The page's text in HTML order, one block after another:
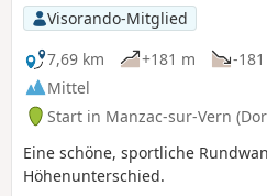
Visorando-Mitglied
7,69 km
+181 m -
Mittel
Start in Manzac-sur-Vern
Eine schöne, sportliche
Höhenunterschied.